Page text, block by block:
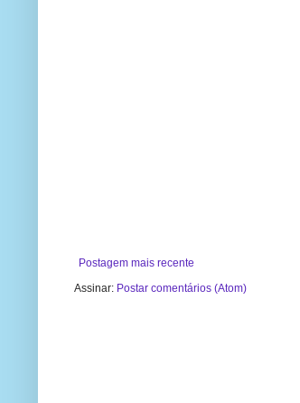
Postagem mais recente
Assinar: Postar comentários (Atom)